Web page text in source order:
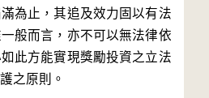
為止，其追及效力固以有法
般而言，亦不可以無法律依
此方能實現獎勵投資之立法
之原則。